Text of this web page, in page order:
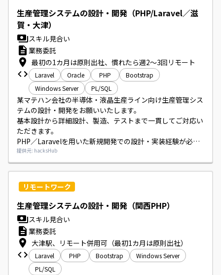
生産管理システムの設計・開発（PHP/Laravel／滋
賀・大津）
スキル見合い
業務委託
最初の1カ月は原則出社、慣れたら週2～3回リモート
Laravel Oracle PHP
Bootstrap
Windows Server
PL/SQL
某マテハン会社の半導体・液晶生産ライン向け生産管理シス
テムの設計・開発をお願いいたします。
基本設計から詳細設計、製造、テストまで一貫してご対応い
ただきます。
PHP／Laravelを用いた新規開発での設計・実装経験が必要
です。
設計書はWord形式となっております。
提供元: hacksHub
リモートワーク
生産管理システムの設計・開発（関西PHP）
スキル見合い
業務委託
大津駅、リモート併用可（最初1カ月は原則出社）
Laravel PHP Bootstrap
Windows Server
PL/SQL